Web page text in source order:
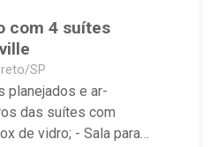
com 4 suítes
SP
planejados e ar-
das suítes com
de vidro; - Sala para